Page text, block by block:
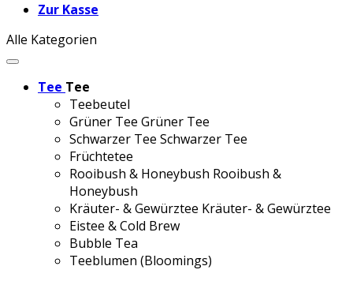
Zur Kasse
Alle Kategorien
Tee Tee
Teebeutel
Grüner Tee Grüner Tee
Schwarzer Tee Schwarzer Tee
Früchtetee
Rooibush & Honeybush Rooibush &
Honeybush
Kräuter- & Gewürztee Kräuter- & Gewürztee
Eistee & Cold Brew
Bubble Tea
Teeblumen (Bloomings)